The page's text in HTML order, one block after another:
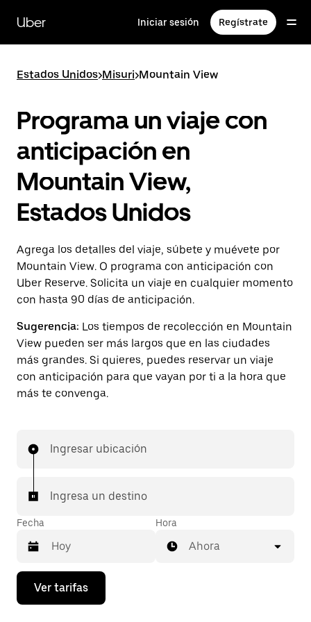
contenido
principal
Uber Iniciar sesión Regístrate
Estados Unidos>Misuri>Mountain View
Programa un viaje con
anticipación en
Mountain View,
Estados Unidos
Agrega los detalles del viaje, súbete y muévete por
Mountain View. O programa con anticipación con
Uber Reserve. Solicita un viaje en cualquier momento
con hasta 90 días de anticipación.
Sugerencia: Los tiempos de recolección en Mountain
View pueden ser más largos que en las ciudades
más grandes. Si quieres, puedes reservar un viaje
con anticipación para que vayan por ti a la hora que
más te convenga.
Ingresar ubicación
Ingresa un destino
Fecha
Presiona
flecha
Hora
Ahora
Ver tarifas